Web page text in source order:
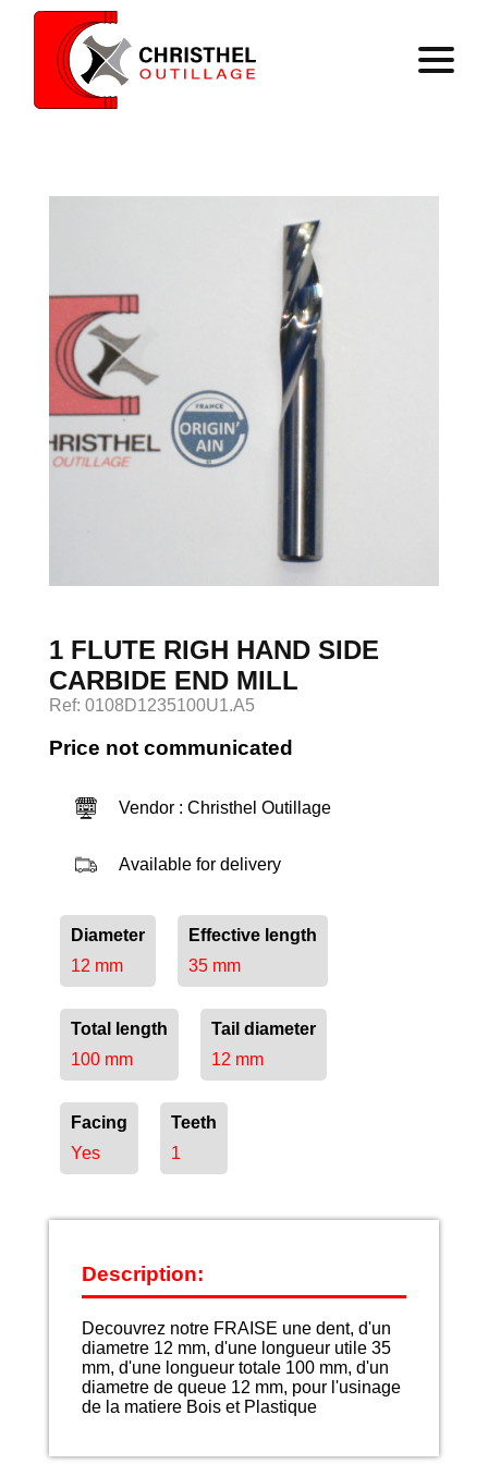
Contact
Register
1 FLUTE RIGH HAND SIDE
CARBIDE END MILL
Ref: 0108D1235100U1.A5
Price not communicated
Vendor : Christhel Outillage
Available for delivery
Diameter
12 mm
Effective length
35 mm
Total length
100 mm
Tail diameter
12 mm
Facing
Yes
Teeth
1
Description:
Decouvrez notre FRAISE une dent, d'un
diametre 12 mm, d'une longueur utile 35
mm, d'une longueur totale 100 mm, d'un
diametre de queue 12 mm, pour l'usinage
de la matiere Bois et Plastique